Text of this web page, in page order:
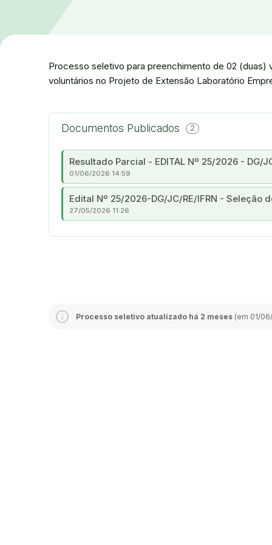
Processo seletivo para preenchimento de 02
voluntários no Projeto de Extensão Laboratório
Documentos Publicados 2
Resultado Parcial - EDITAL Nº 25/2026 - DG/
01/06/2026 14:59
Edital Nº 25/2026-DG/JC/RE/IFRN - Seleção
27/05/2026 11:26
Processo seletivo atualizado há 2 meses (em 01/